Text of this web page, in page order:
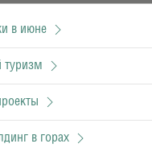
в июне
туризм
в горах